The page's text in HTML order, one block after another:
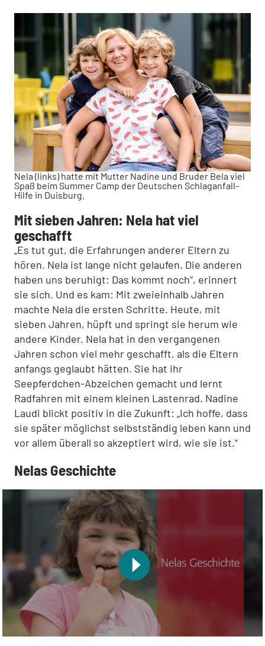
Nela (links) hatte mit Mutter Nadine und Bruder Bela viel
Spaß beim Summer Camp der Deutschen Schlaganfall-
Hilfe in Duisburg.
Mit sieben Jahren: Nela hat viel
geschafft
„Es tut gut, die Erfahrungen anderer Eltern zu
hören. Nela ist lange nicht gelaufen. Die anderen
haben uns beruhigt: Das kommt noch“, erinnert
sie sich. Und es kam: Mit zweieinhalb Jahren
machte Nela die ersten Schritte. Heute, mit
sieben Jahren, hüpft und springt sie herum wie
andere Kinder. Nela hat in den vergangenen
Jahren schon viel mehr geschafft, als die Eltern
anfangs geglaubt hätten. Sie hat ihr
Seepferdchen-Abzeichen gemacht und lernt
Radfahren mit einem kleinen Lastenrad. Nadine
Laudi blickt positiv in die Zukunft: „Ich hoffe, dass
sie später möglichst selbstständig leben kann und
vor allem überall so akzeptiert wird, wie sie ist.“
Nelas Geschichte